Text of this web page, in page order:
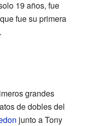
19 años, fue
fue su primera
grandes
de dobles del
junto a Tony